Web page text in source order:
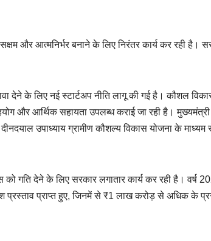
और आत्मनिर्भर बनाने के लिए निरंतर कार्य कर रही है।
देने के लिए नई स्टार्टअप नीति लागू की गई है। कौशल
और आर्थिक सहायता उपलब्ध कराई जा रही है। मुख्यमंत्री
उपाध्याय ग्रामीण कौशल्य विकास योजना के
गति देने के लिए सरकार लगातार कार्य कर रही है। वर्ष
प्राप्त हुए, जिनमें से ₹1 लाख करोड़ से अधिक के